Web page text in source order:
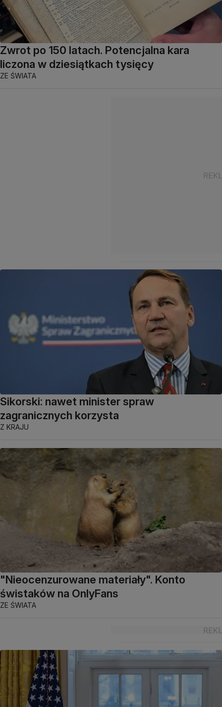
Zwrot po 150 latach. Potencjalna kara
liczona w dziesiątkach tysięcy
ZE ŚWIATA
Sikorski: nawet minister spraw
zagranicznych korzysta
Z KRAJU
"Nieocenzurowane materiały". Konto
świstaków na OnlyFans
ZE ŚWIATA